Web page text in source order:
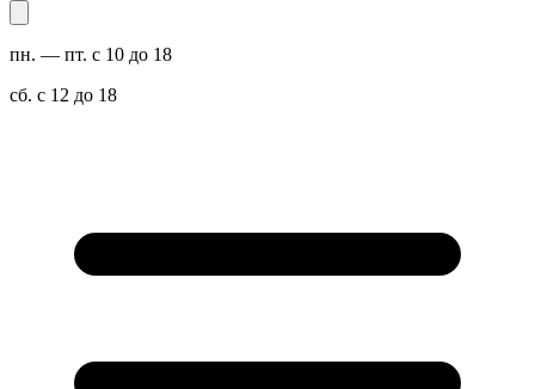
пн. — пт. с 10 до 18
сб. с 12 до 18